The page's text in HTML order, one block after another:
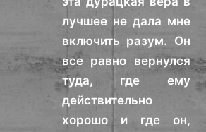
лучшее не дала мне
включить разум. Он
все равно вернулся
туда, где ему
действительно
хорошо и где он,